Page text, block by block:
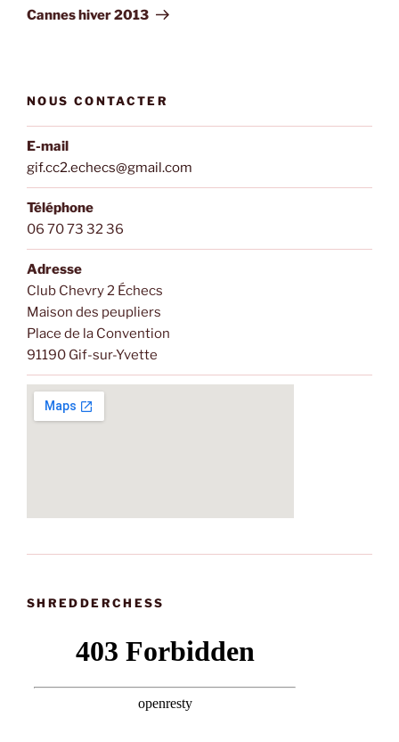
suivant
Cannes hiver 2013
NOUS CONTACTER
E-mail
gif.cc2.echecs@gmail.com
Téléphone
06 70 73 32 36
Adresse
Club Chevry 2 Échecs
Maison des peupliers
Place de la Convention
91190 Gif-sur-Yvette
SHREDDERCHESS